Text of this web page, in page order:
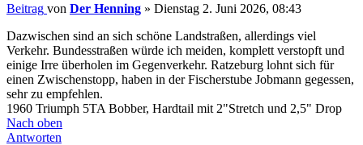
Beitrag von Der Henning » Dienstag 2. Juni 2026, 08:43
Dazwischen sind an sich schöne Landstraßen, allerdings viel
Verkehr. Bundesstraßen würde ich meiden, komplett verstopft und
einige Irre überholen im Gegenverkehr. Ratzeburg lohnt sich für
einen Zwischenstopp, haben in der Fischerstube Jobmann gegessen,
sehr zu empfehlen.
1960 Triumph 5TA Bobber, Hardtail mit 2"Stretch und 2,5" Drop
Nach oben
Antworten